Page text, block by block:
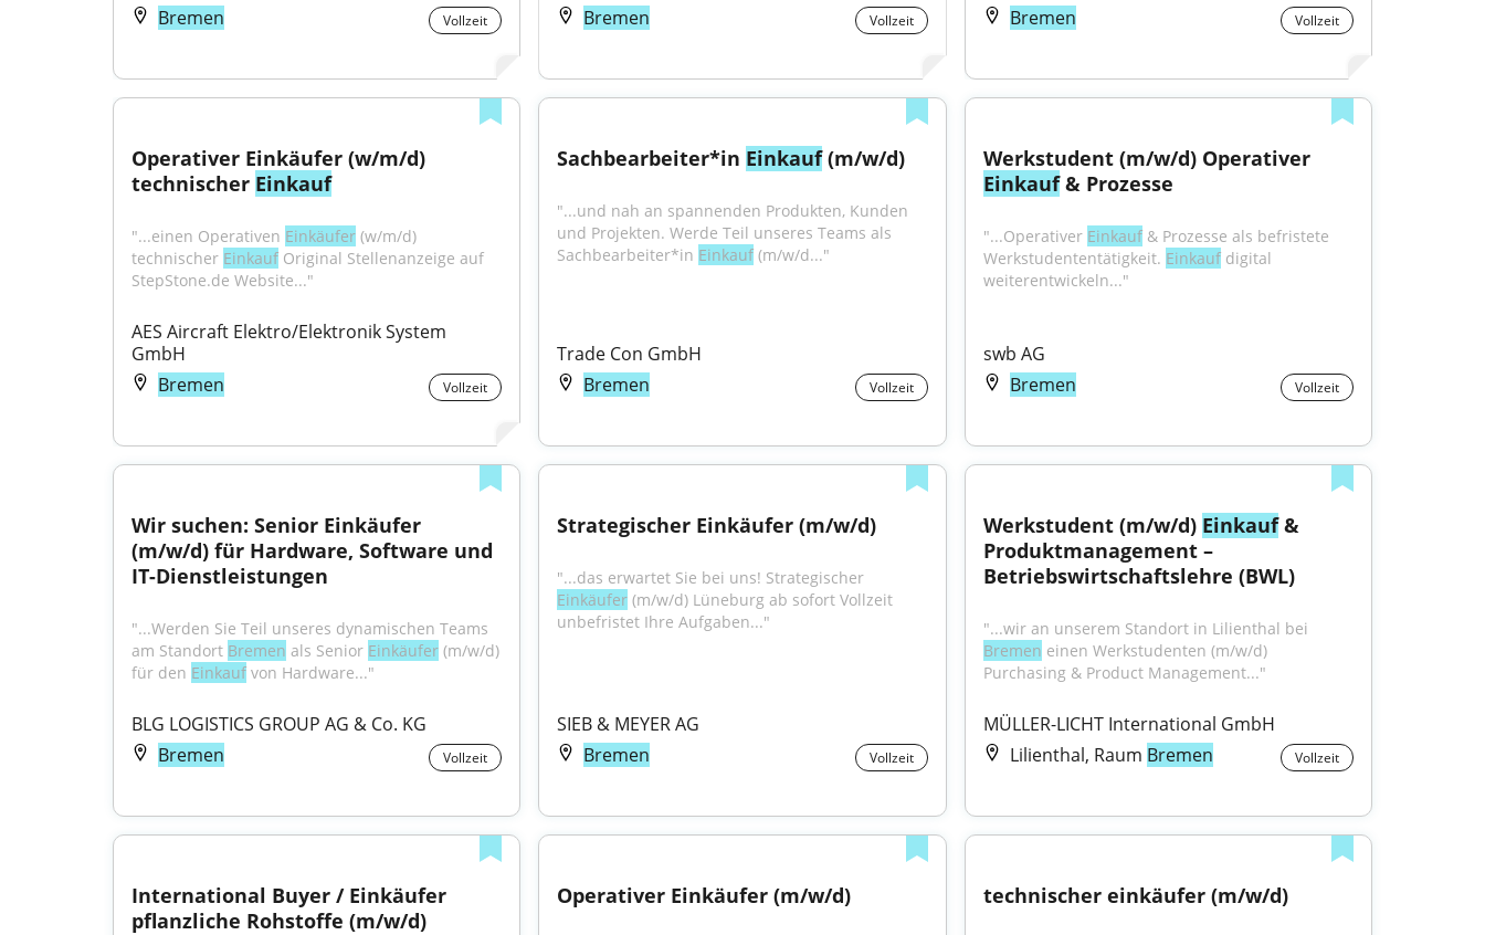
Bremen
Vollzeit
Bremen
Vollzeit
Bremen
Vollzeit
Operativer Einkäufer (w/m/d)
technischer Einkauf
"...einen Operativen Einkäufer (w/m/d)
technischer Einkauf Original Stellenanzeige auf
StepStone.de Website..."
AES Aircraft Elektro/Elektronik System
GmbH
Bremen
Vollzeit
Sachbearbeiter*in Einkauf (m/w/d)
"...und nah an spannenden Produkten, Kunden
und Projekten. Werde Teil unseres Teams als
Sachbearbeiter*in Einkauf (m/w/d..."
Trade Con GmbH
Bremen
Vollzeit
Werkstudent (m/w/d) Operativer
Einkauf & Prozesse
"...Operativer Einkauf & Prozesse als befristete
Werkstudententätigkeit. Einkauf digital
weiterentwickeln..."
swb AG
Bremen
Vollzeit
Wir suchen: Senior Einkäufer
(m/w/d) für Hardware, Software und
IT-Dienstleistungen
"...Werden Sie Teil unseres dynamischen Teams
am Standort Bremen als Senior Einkäufer (m/w/d)
für den Einkauf von Hardware..."
BLG LOGISTICS GROUP AG & Co. KG
Bremen
Vollzeit
Strategischer Einkäufer (m/w/d)
Einkäufer (m/w/d) Lüneburg ab sofort Vollzeit
unbefristet Ihre Aufgaben..."
SIEB & MEYER AG
Bremen
Vollzeit
Werkstudent (m/w/d) Einkauf &
Produktmanagement –
Betriebswirtschaftslehre (BWL)
Bremen einen Werkstudenten (m/w/d)
Purchasing & Product Management..."
MÜLLER-LICHT International GmbH
Lilienthal, Raum Bremen Vollzeit
International Buyer / Einkäufer
pflanzliche Rohstoffe (m/w/d)
Operativer Einkäufer (m/w/d) technischer einkäufer (m/w/d)